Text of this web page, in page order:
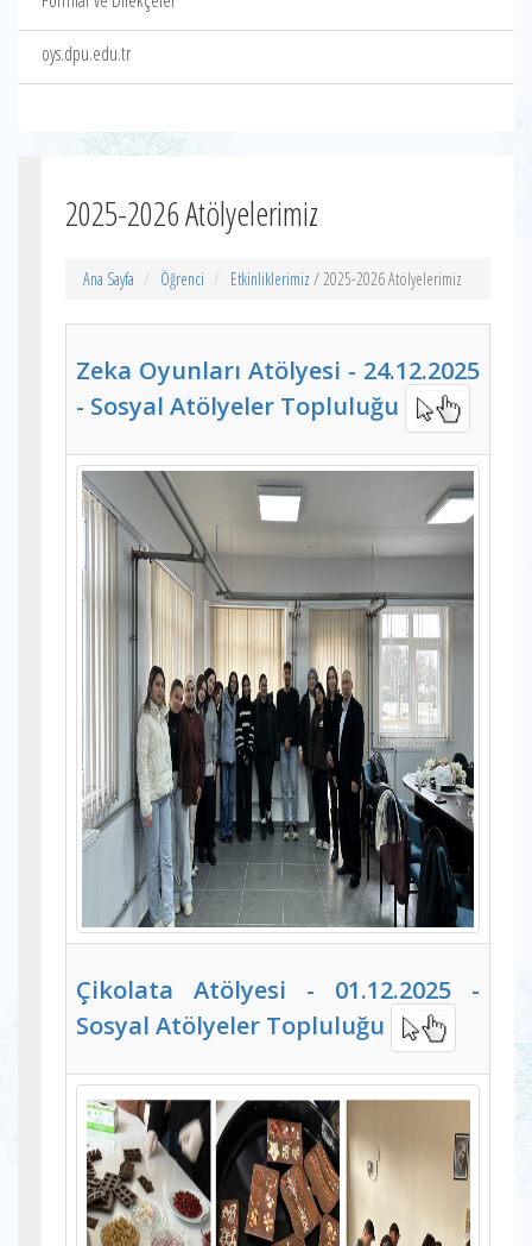
oys.dpu.edu.tr
2025-2026 Atölyelerimiz
Ana Sayfa Öğrenci Etkinliklerimiz / 2025-2026 Atölyelerimiz
Zeka Oyunları Atölyesi - 24.12.2025
- Sosyal Atölyeler Topluluğu
Çikolata Atölyesi - 01.12.2025 -
Sosyal Atölyeler Topluluğu